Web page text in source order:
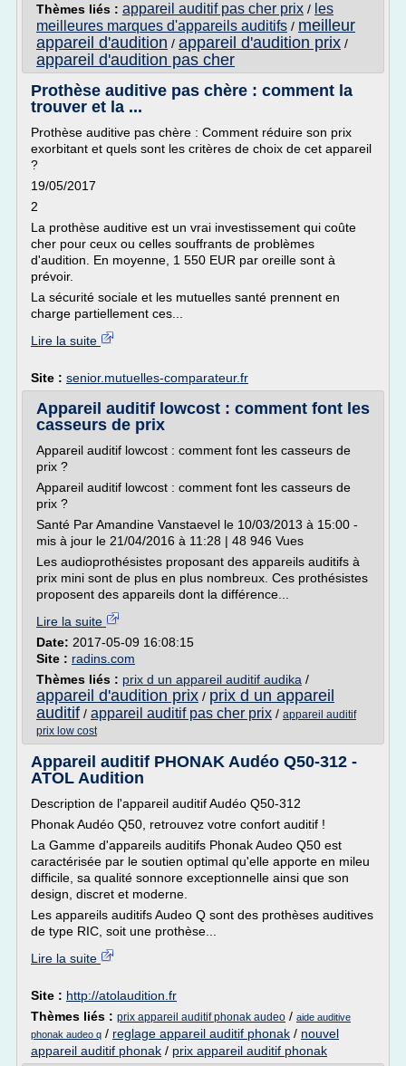
Thèmes liés : appareil auditif pas cher prix / les
meilleures marques d'appareils auditifs / meilleur
appareil d'audition / appareil d'audition prix /
appareil d'audition pas cher
Prothèse auditive pas chère : comment la
trouver et la ...
Prothèse auditive pas chère : Comment réduire son prix
exorbitant et quels sont les critères de choix de cet appareil
?
19/05/2017
2
La prothèse auditive est un vrai investissement qui coûte
cher pour ceux ou celles souffrants de problèmes
d'audition. En moyenne, 1 550 EUR par oreille sont à
prévoir.
La sécurité sociale et les mutuelles santé prennent en
charge partiellement ces...
Lire la suite
Site : senior.mutuelles-comparateur.fr
Appareil auditif lowcost : comment font les
casseurs de prix
Appareil auditif lowcost : comment font les casseurs de
prix ?
Appareil auditif lowcost : comment font les casseurs de
prix ?
Santé Par Amandine Vanstaevel le 10/03/2013 à 15:00 -
mis à jour le 21/04/2016 à 11:28 | 48 946 Vues
Les audioprothésistes proposant des appareils auditifs à
prix mini sont de plus en plus nombreux. Ces prothésistes
proposent des appareils dont la différence...
Lire la suite
Date: 2017-05-09 16:08:15
Site : radins.com
Thèmes liés : prix d un appareil auditif audika /
appareil d'audition prix / prix d un appareil
auditif / appareil auditif pas cher prix / appareil auditif
prix low cost
Appareil auditif PHONAK Audéo Q50-312 -
ATOL Audition
Description de l'appareil auditif Audéo Q50-312
Phonak Audéo Q50, retrouvez votre confort auditif !
La Gamme d'appareils auditifs Phonak Audeo Q50 est
caractérisée par le soutien optimal qu'elle apporte en mileu
difficile, sa qualité sonnore exceptionnelle ainsi que son
design, discret et moderne.
Les appareils auditifs Audeo Q sont des prothèses auditives
de type RIC, soit une prothèse...
Lire la suite
Site : http://atolaudition.fr
Thèmes liés : prix appareil auditif phonak audeo / aide auditive
phonak audeo q / reglage appareil auditif phonak / nouvel
appareil auditif phonak / prix appareil auditif phonak